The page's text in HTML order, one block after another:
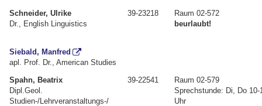
Schneider, Ulrike
Dr., English Linguistics
39-23218
Raum 02-572
beurlaubt!
Siebald, Manfred
apl. Prof. Dr., American Studies
Spahn, Beatrix
Dipl.Geol.
Studien-/Lehrveranstaltungs-/
39-22541
Raum 02-579
Sprechstunde: Di, Do 10-
Uhr